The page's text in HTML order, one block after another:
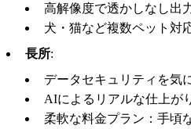
高解像度で透かしなし出力
犬・猫など複数ペット対
長所:
データセキュリティを気
AIによるリアルな仕上が
柔軟な料金プラン：手頃